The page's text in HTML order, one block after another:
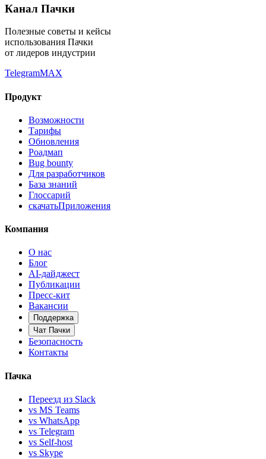
Канал Пачки
Полезные советы и кейсы
использования Пачки
от лидеров индустрии
TelegramMAX
Продукт
Возможности
Тарифы
Обновления
Роадмап
Bug bounty
Для разработчиков
База знаний
Глоссарий
скачатьПриложения
Компания
О нас
Блог
AI-дайджест
Публикации
Пресс-кит
Вакансии
Поддержка
Чат Пачки
Безопасность
Контакты
Пачка
Переезд из Slack
vs MS Teams
vs WhatsApp
vs Telegram
vs Self-host
vs Skype